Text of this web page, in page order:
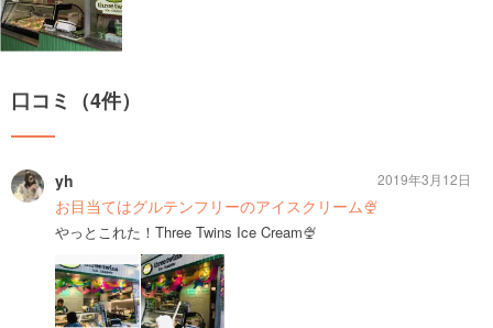
口コミ（4件）
yh
お目当てはグルテンフリーのアイスクリーム🍨
やっとこれた！Three Twins Ice Cream🍨
2019年3月12日